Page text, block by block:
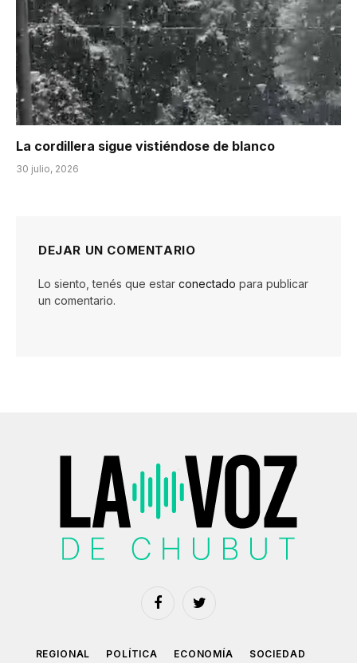
La cordillera sigue vistiéndose de blanco
30 julio, 2026
DEJAR UN COMENTARIO
Lo siento, tenés que estar conectado para publicar
un comentario.
FacebookTwitter
REGIONAL POLÍTICA ECONOMÍA SOCIEDAD